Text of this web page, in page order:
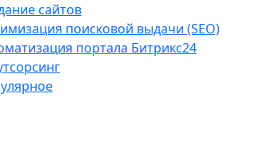
сайтов
поисковой выдачи (SEO)
портала Битрикс24